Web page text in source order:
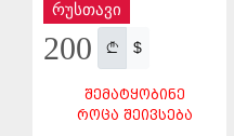
რუსთავი
200 $
ᲨᲔᲛᲐᲢᲧᲝᲑᲘᲜᲔ
ᲠᲝᲪᲐ ᲨᲔᲘᲕᲡᲔᲑᲐ